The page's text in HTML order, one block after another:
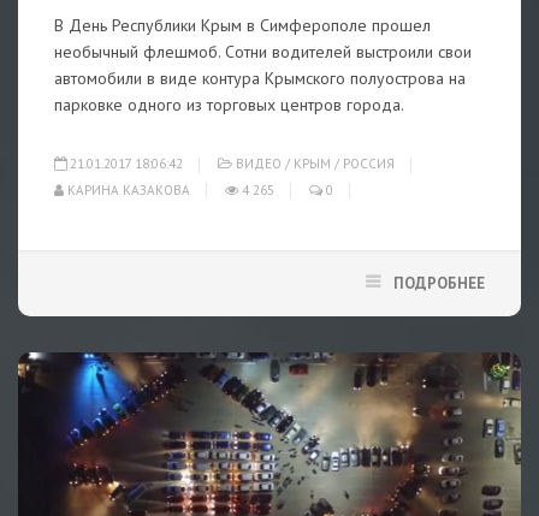
В День Республики Крым в Симферополе прошел
необычный флешмоб. Сотни водителей выстроили свои
автомобили в виде контура Крымского полуострова на
парковке одного из торговых центров города.
21.01.2017 18:06:42 ВИДЕО / КРЫМ / РОССИЯ
КАРИНА КАЗАКОВА
4 265 0
ПОДРОБНЕЕ